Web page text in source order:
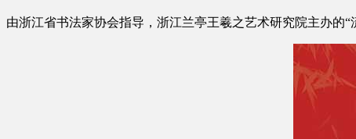
由浙江省书法家协会指导，浙江兰亭王羲之艺术研究院主办的